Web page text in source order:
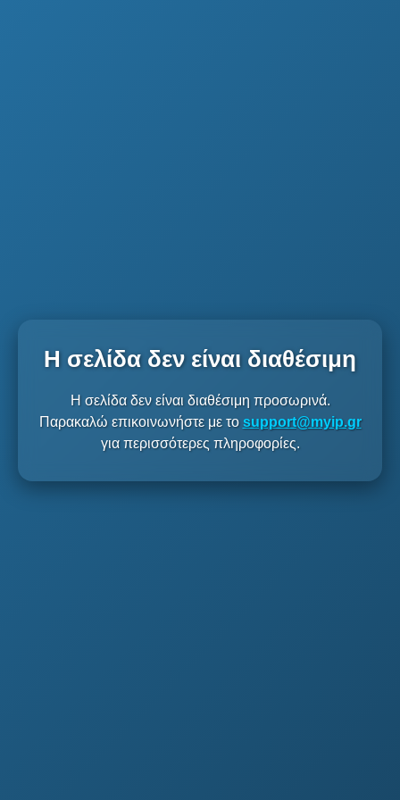
Η σελίδα δεν είναι διαθέσιμη
Η σελίδα δεν είναι διαθέσιμη προσωρινά.
Παρακαλώ επικοινωνήστε με το support@myip.gr
για περισσότερες πληροφορίες.